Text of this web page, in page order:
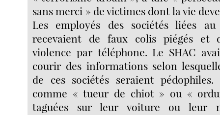
sans merci » de victimes dont la vie
Les employés des sociétés liées
recevaient de faux colis piégés et
violence par téléphone. Le SHAC
courir des informations selon
de ces sociétés seraient
comme « tueur de chiot » ou «
taguées sur leur voiture ou leur